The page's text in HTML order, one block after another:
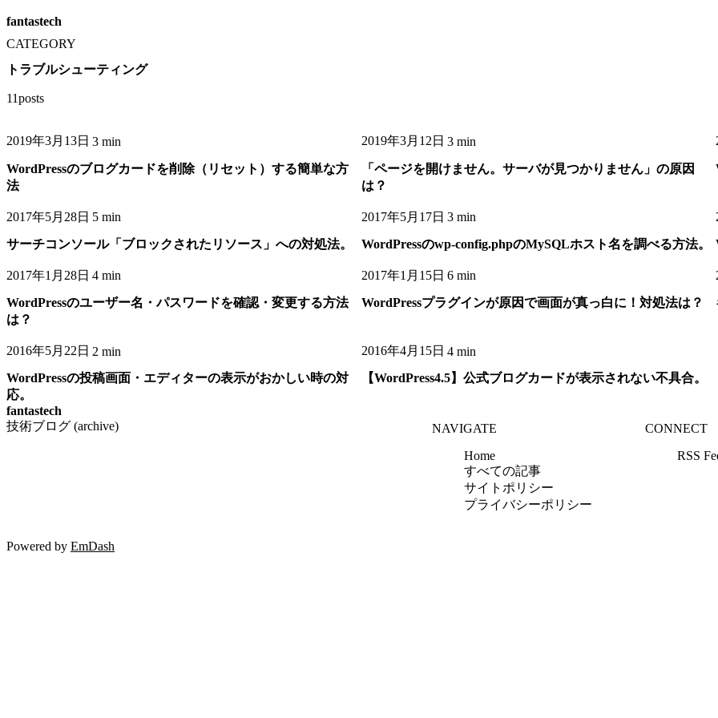
fantastech
CATEGORY
トラブルシューティング
11posts
2019年3月13日 3 min
WordPressのブログカードを削除（リセット）する簡単な方
法
2019年3月12日 3 min
「ページを開けません。サーバが見つかりません」の原因
は？
2017年5月28日 5 min
サーチコンソール「ブロックされたリソース」への対処法。
2017年5月17日 3 min
WordPressのwp-config.phpのMySQLホスト名を調べる方法。
2017年1月28日 4 min
WordPressのユーザー名・パスワードを確認・変更する方法
は？
2017年1月15日 6 min
WordPressプラグインが原因で画面が真っ白に！対処法は？
2016年5月22日 2 min
WordPressの投稿画面・エディターの表示がおかしい時の対
応。
2016年4月15日 4 min
【WordPress4.5】公式ブログカードが表示されない不具合。
fantastech
技術ブログ (archive)
NAVIGATE
Home
すべての記事
サイトポリシー
プライバシーポリシー
CONNECT
RSS
Powered by EmDash